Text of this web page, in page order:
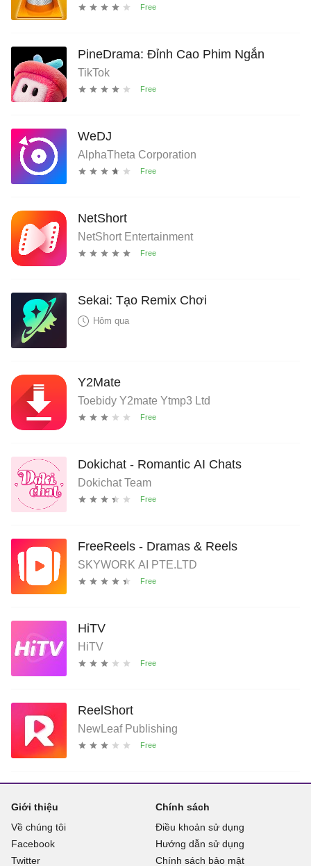
PineDrama: Đỉnh Cao Phim Ngắn
TikTok
WeDJ
AlphaTheta Corporation
NetShort
NetShort Entertainment
Sekai: Tạo Remix Chơi
Hôm qua
Y2Mate
Toebidy Y2mate Ytmp3 Ltd
Dokichat - Romantic AI Chats
Dokichat Team
FreeReels - Dramas & Reels
SKYWORK AI PTE.LTD
HiTV
HiTV
ReelShort
NewLeaf Publishing
Giới thiệu
Về chúng tôi
Facebook
Twitter
Chính sách
Điều khoản sử dụng
Hướng dẫn sử dụng
Chính sách bảo mật